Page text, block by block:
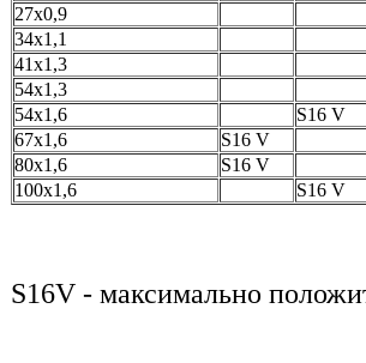
27х0,9
34х1,1
41х1,3
54х1,3
54х1,6
S16 V
67х1,6
S16 V
80х1,6
S16 V
100х1,6
S16 V
S16V - максимально